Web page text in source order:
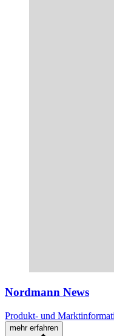
Nordmann News
Produkt- und
mehr erfahren